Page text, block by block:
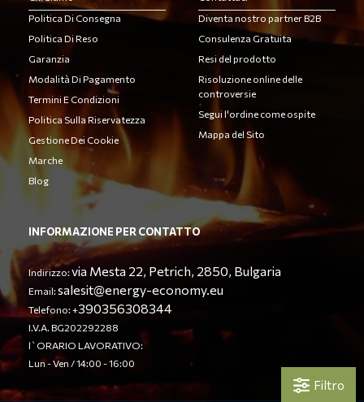
Filtro
Politica Di Consegna
Politica Di Reso
Garanzia
Modalità Di Pagamento
Termini E Condizioni
Politica Sulla Riservatezza
Gestione Dei Cookie
Marche
Blog
Diventa nostro partner B2B
Consulenza Gratuita
Resi del prodotto
Risoluzione online delle
controversie
Segui l'ordine come ospite
Mappa del Sito
INFORMAZIONE PER CONTATTO
Indirizzo:via Mesta 22, Petrich, 2850, Bulgaria
Email:salesit@energy-economy.eu
Telefono: +390356308344
I.V.A. BG202292288
l`ORARIO LAVORATIVO:
Lun - Ven / 14:00 - 16:00